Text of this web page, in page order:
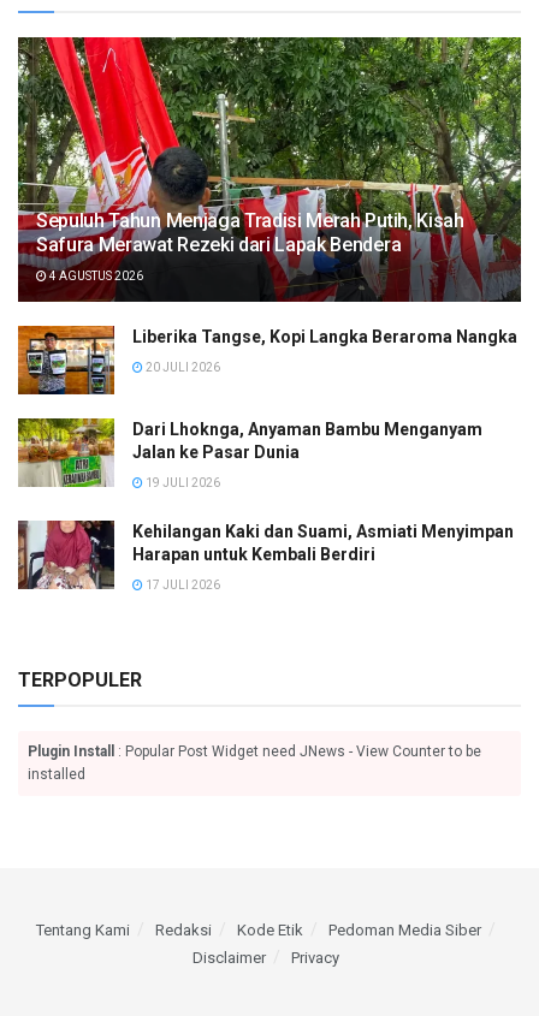
Sepuluh Tahun Menjaga Tradisi Merah Putih, Kisah
Safura Merawat Rezeki dari Lapak Bendera
4 AGUSTUS 2026
Liberika Tangse, Kopi Langka Beraroma Nangka
20 JULI 2026
Dari Lhoknga, Anyaman Bambu Menganyam
Jalan ke Pasar Dunia
19 JULI 2026
Kehilangan Kaki dan Suami, Asmiati Menyimpan
Harapan untuk Kembali Berdiri
17 JULI 2026
TERPOPULER
Plugin Install
: Popular Post Widget need JNews - View Counter to be
installed
Tentang Kami Redaksi Kode Etik
Pedoman Media Siber
Disclaimer
Privacy